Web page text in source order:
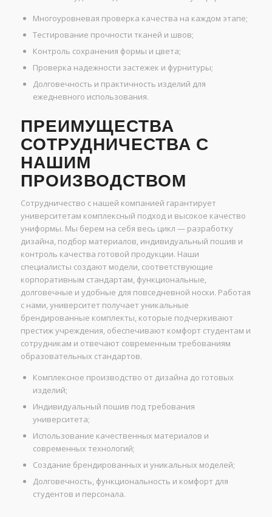
Многоуровневая проверка качества на каждом этапе;
Тестирование прочности тканей и швов;
Контроль сохранения формы и цвета;
Проверка надежности застежек и фурнитуры;
Долговечность и практичность изделий для
ежедневного использования.
ПРЕИМУЩЕСТВА
СОТРУДНИЧЕСТВА С
НАШИМ
ПРОИЗВОДСТВОМ
Сотрудничество с нашей компанией гарантирует
университетам комплексный подход и высокое качество
униформы. Мы берем на себя весь цикл — разработку
дизайна, подбор материалов, индивидуальный пошив и
контроль качества готовой продукции. Наши
специалисты создают модели, соответствующие
корпоративным стандартам, функциональные,
долговечные и удобные для повседневной носки. Работая
с нами, университет получает уникальные
брендированные комплекты, которые подчеркивают
престиж учреждения, обеспечивают комфорт студентам и
сотрудникам и отвечают современным требованиям
образовательных стандартов.
Комплексное производство от дизайна до готовых
изделий;
Индивидуальный пошив под требования
университета;
Использование качественных материалов и
современных технологий;
Создание брендированных и уникальных моделей;
Долговечность, функциональность и комфорт для
студентов и персонала.